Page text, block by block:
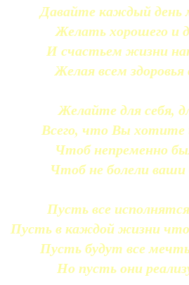
Давайте каждый
Желать хорошего и
И счастьем жизни
Желая всем здоровья
Желайте для себя,
Всего, что Вы хотите
Чтоб непременно
Чтоб не болели ваши
Пусть все
Пусть в каждой жизни
Пусть будут все
Но пусть они